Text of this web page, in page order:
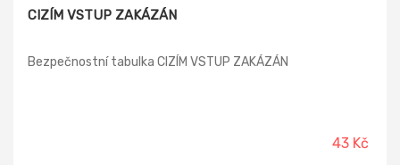
CIZÍM VSTUP ZAKÁZÁN
Bezpečnostní tabulka CIZÍM VSTUP ZAKÁZÁN
43 Kč